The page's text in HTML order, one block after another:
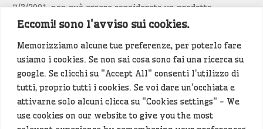
Eccomi! sono l'avviso sui cookies.
Memorizziamo alcune tue preferenze, per poterlo fare
usiamo i cookies. Se non sai cosa sono fai una ricerca su
google. Se clicchi su "Accept All" consenti l'utilizzo di
tutti, proprio tutti i cookies. Se voi dare un'occhiata e
attivarne solo alcuni clicca su "Cookies settings" - We
use cookies on our website to give you the most
7/3/2001, non può essere considerato un prodotto
editoriale.
Siamo attenti a non violare copyright e diritti
d’immagine. Se un contenuto è di tua proprietà e vuoi
richiederne la rimozionediccelo(<- clicca per inviarci un
messaggio).
Alcuni articoli sono generati in bozza rielaborando, con